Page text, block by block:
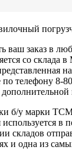
ваш заказ в
со склада в
телефону 8-
б/у марки
используется в
складов
и одна из